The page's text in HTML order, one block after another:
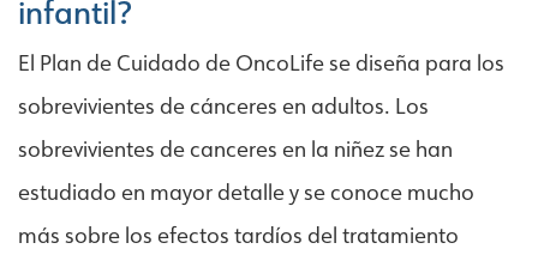
infantil?
El Plan de Cuidado de OncoLife se diseña para los
sobrevivientes de cánceres en adultos. Los
sobrevivientes de canceres en la niñez se han
estudiado en mayor detalle y se conoce mucho
más sobre los efectos tardíos del tratamiento